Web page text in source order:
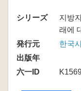
シリーズ
지방
래에
発行元
한국
出版年
六一ID